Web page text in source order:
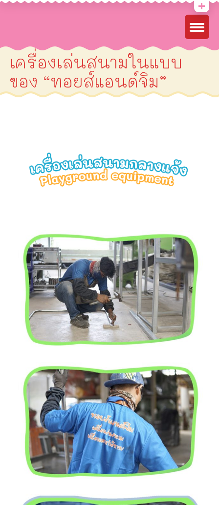
เครื่องเล่นสนามในแบบ
ของ “ทอยส์แอนด์จิม”